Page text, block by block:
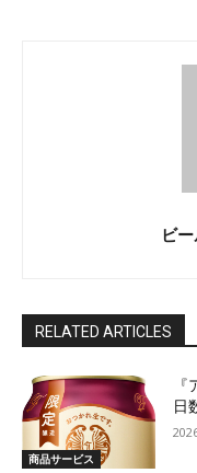
ビ
RELATED ARTICLES
商品サービス
日